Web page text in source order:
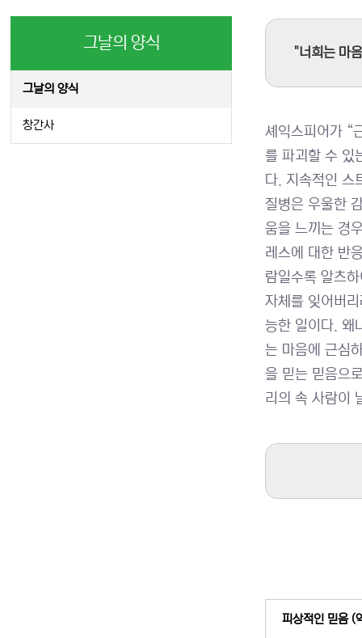
"너희는 마
셰익스피어가 “
를 파괴할 수 있
다. 지속적인 스
질병은 우울한
움을 느끼는 경
레스에 대한 반
람일수록 알츠
자체를 잊어버
능한 일이다. 왜
는 마음에 근심
을 믿는 믿음으
리의 속 사람이
피상적인 믿음
그날의 양식
그날의 양식
창간사